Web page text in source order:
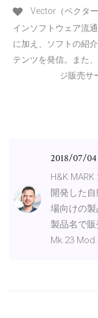
Vector（ベクタ
インソフトウェア流
に加え、ソフトの紹
テンツを発信。また
ジ販売サ
2018/07/04
H&K
開発した
場向けの
製品名で
Mk.23